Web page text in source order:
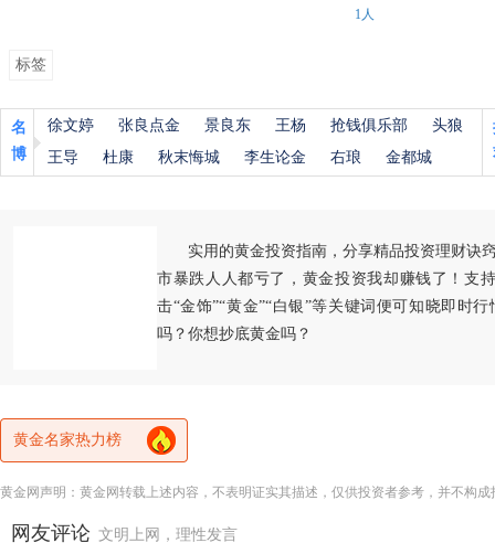
1人
标签
名
博
徐文婷 张良点金 景良东 王杨 抢钱俱乐部
头狼
王导
杜康 秋末悔城 李生论金 右琅 金都城
实用的黄金投资指南，分享精品投资理财诀
市暴跌人人都亏了，黄金投资我却赚钱了！支
击“金饰”“黄金”“白银”等关键词便可知晓即时
吗？你想抄底黄金吗？
黄金名家热力榜
黄金网声明：黄金网转载上述内容，不表明证实其描述，仅供投资者参考，并不构
网友评论 文明上网，理性发言